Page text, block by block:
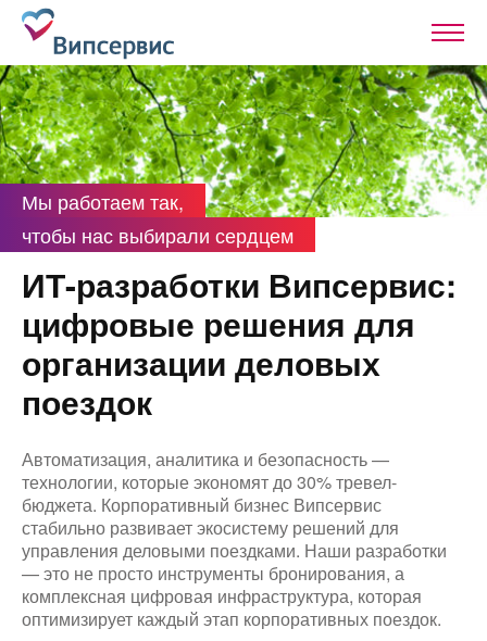
Мы работаем так,
чтобы нас выбирали сердцем
ИТ-разработки Випсервис:
цифровые решения для
организации деловых
поездок
Автоматизация, аналитика и безопасность —
технологии, которые экономят до 30% тревел-
бюджета. Корпоративный бизнес Випсервис
стабильно развивает экосистему решений для
управления деловыми поездками. Наши разработки
— это не просто инструменты бронирования, а
комплексная цифровая инфраструктура, которая
оптимизирует каждый этап корпоративных поездок.